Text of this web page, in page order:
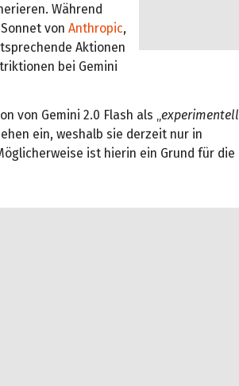
Während
von Anthropic,
Aktionen
bei Gemini
von Gemini 2.0 Flash als „experimentell
ein, weshalb sie derzeit nur in
ist hierin ein Grund für die